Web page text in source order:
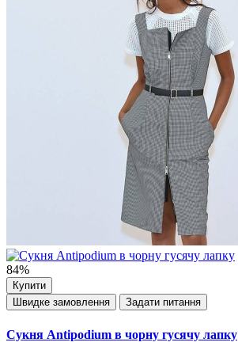
84%
Купити
Швидке замовлення
Задати питання
Сукня Antipodium в чорну гусячу лапку